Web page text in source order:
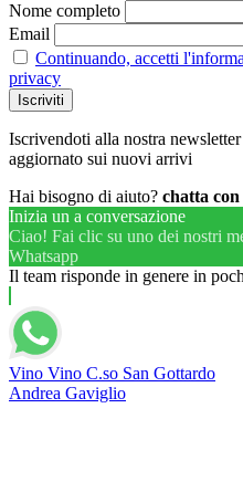
Nome completo
Email
Continuando, accetti
privacy
Iscrivendoti alla nostra
aggiornato sui nuovi arrivi
Hai bisogno di aiuto? chatta
Inizia un a conversazione
Ciao! Fai clic su uno dei nostri
Whatsapp
Il team risponde in genere in
Vino Vino C.so San Gottardo
Andrea Gaviglio